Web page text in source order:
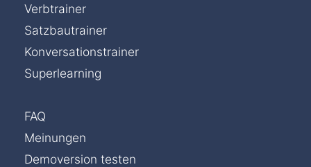
Verbtrainer
Satzbautrainer
Konversationstrainer
Superlearning
FAQ
Meinungen
Demoversion testen